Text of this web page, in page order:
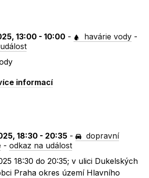
13:00 - 10:00 - havárie vody -
informací
18:30 - 20:35 -
dopravní
-odkaz na událost
18:30 do 20:35; v ulici Dukelských
Praha okres území Hlavního